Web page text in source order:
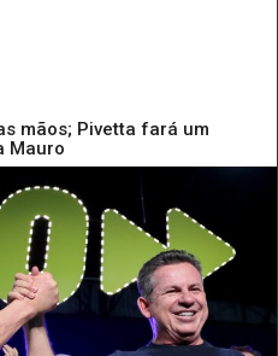
mãos; Pivetta fará um
Mauro